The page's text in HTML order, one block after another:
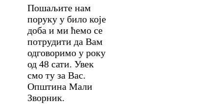
Пошаљите нам
поруку у било које
доба и ми ћемо се
потрудити да Вам
одговоримо у року
од 48 сати. Увек
смо ту за Вас.
Општина Мали
Зворник.